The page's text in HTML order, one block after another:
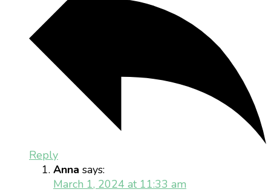
Reply
Anna says:
March 1, 2024 at 11:33 am